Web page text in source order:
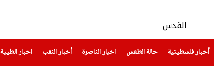
أخبار فلسطينية(current) حالة الطقس اخبار الناصرة
(current) أخبار النقب اخبار الطيبة(current)